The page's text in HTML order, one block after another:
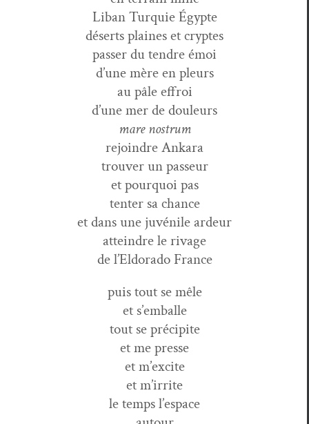
Liban Turquie Égypte
déserts plaines et cryptes
pass­er du ten­dre émoi
d’une mère en pleurs
au pâle effroi
d’une mer de douleurs
mare nos­trum
rejoin­dre Ankara
trou­ver un passeur
et pourquoi pas
ten­ter sa chance
et dans une juvénile ardeur
attein­dre le rivage
de l’Eldorado France
puis tout se mêle
et s’emballe
tout se précipite
et me presse
et m’excite
et m’irrite
le temps l’espace